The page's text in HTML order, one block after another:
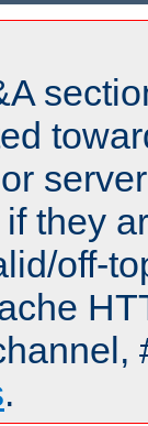
they
off-
.